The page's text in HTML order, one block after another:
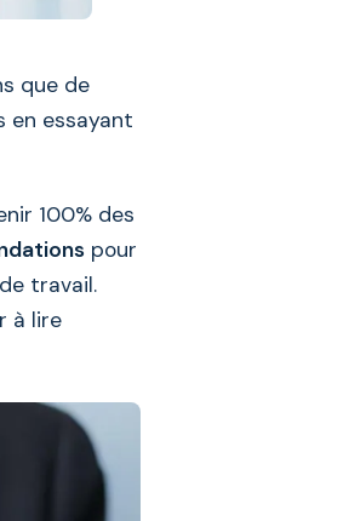
que de
en essayant
100% des
pour
travail.
à lire